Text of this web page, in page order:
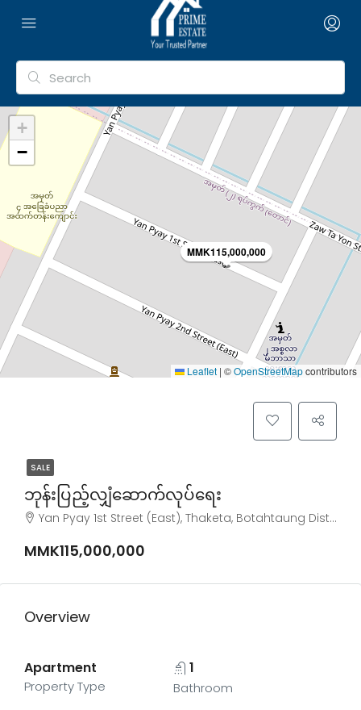
MMK115,000,000
+
−
Leaflet | ©OpenStreetMapcontributors
SALE
ဘုန်းပြည့်လျှံဆောက်လုပ်ရေး
Yan Pyay 1st Street (East), Thaketa, Botahtaung District, Yangon City, Yangon, 11321, Myanmar
MMK115,000,000
Overview
Apartment
Property Type
1
Bathroom